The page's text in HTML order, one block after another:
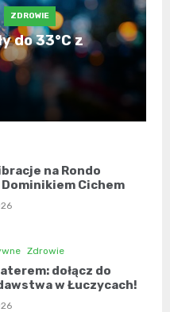
ZDROWIE
do 33°C z
na Rondo
Cichem
Zdrowie
dołącz do
w Łuczycach!